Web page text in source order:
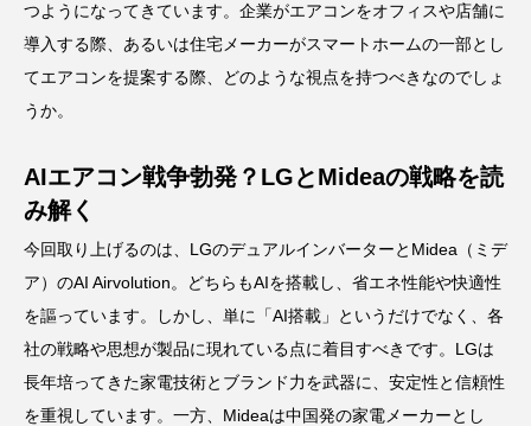
つようになってきています。企業がエアコンをオフィスや店舗に
導入する際、あるいは住宅メーカーがスマートホームの一部とし
てエアコンを提案する際、どのような視点を持つべきなのでしょ
うか。
AIエアコン戦争勃発？LGとMideaの戦略を読
み解く
今回取り上げるのは、LGのデュアルインバーターとMidea（ミデ
ア）のAI Airvolution。どちらもAIを搭載し、省エネ性能や快適性
を謳っています。しかし、単に「AI搭載」というだけでなく、各
社の戦略や思想が製品に現れている点に着目すべきです。LGは
長年培ってきた家電技術とブランド力を武器に、安定性と信頼性
を重視しています。一方、Mideaは中国発の家電メーカーとし